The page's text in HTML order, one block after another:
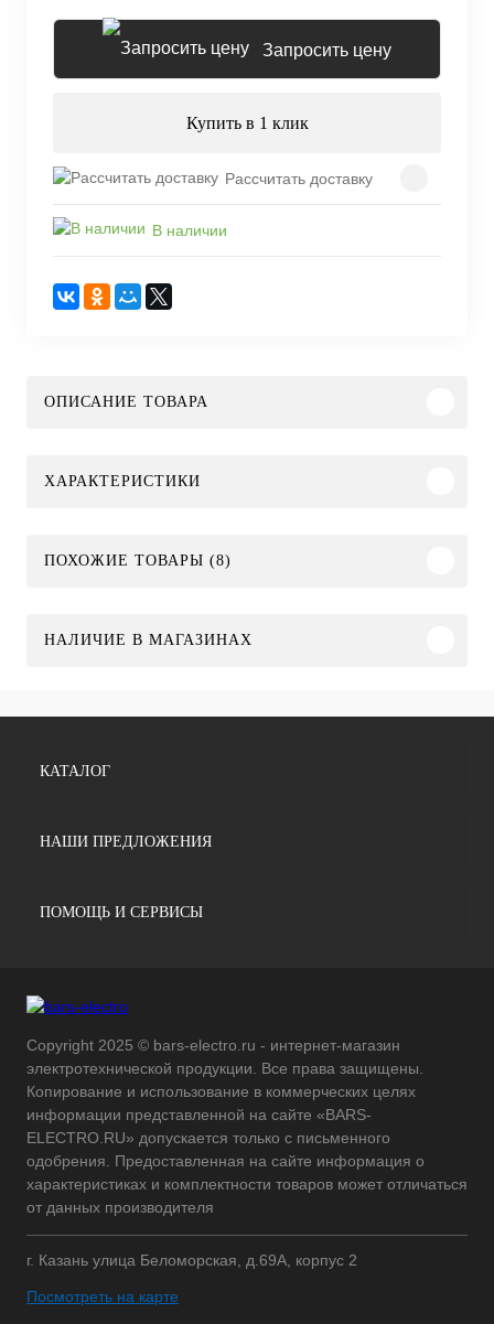
Запросить цену
Купить в 1 клик
Рассчитать доставку
В наличии
ОПИСАНИЕ ТОВАРА
ХАРАКТЕРИСТИКИ
ПОХОЖИЕ ТОВАРЫ (8)
НАЛИЧИЕ В МАГАЗИНАХ
КАТАЛОГ
НАШИ ПРЕДЛОЖЕНИЯ
ПОМОЩЬ И СЕРВИСЫ
Copyright 2025 © bars-electro.ru - интернет-магазин
электротехнической продукции. Все права защищены.
Копирование и использование в коммерческих целях
информации представленной на сайте «BARS-
ELECTRO.RU» допускается только с письменного
одобрения. Предоставленная на сайте информация о
характеристиках и комплектности товаров может отличаться
от данных производителя
г. Казань улица Беломорская, д.69А, корпус 2
Посмотреть на карте